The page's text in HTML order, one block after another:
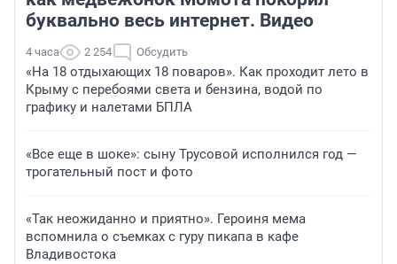
буквально весь интернет. Видео
4 часа 2 254 Обсудить
«На 18 отдыхающих 18 поваров». Как проходит лето в
Крыму с перебоями света и бензина, водой по
графику и налетами БПЛА
«Все еще в шоке»: сыну Трусовой исполнился год —
трогательный пост и фото
«Так неожиданно и приятно». Героиня мема
вспомнила о съемках с гуру пикапа в кафе
Владивостока